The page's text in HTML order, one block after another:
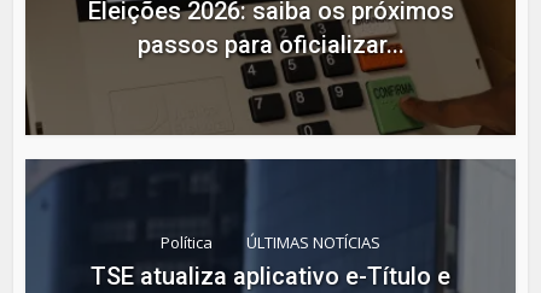
Eleições 2026: saiba os próximos
passos para oficializar...
Política ÚLTIMAS NOTÍCIAS
TSE atualiza aplicativo e-Título e